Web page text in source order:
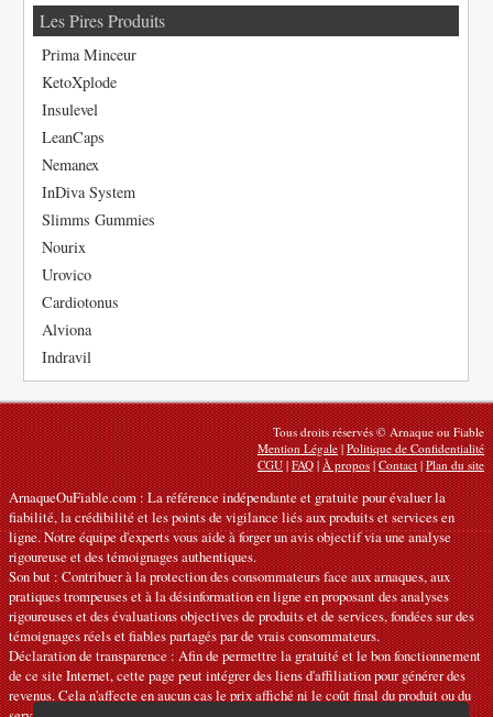
Les Pires Produits
Prima Minceur
KetoXplode
Insulevel
LeanCaps
Nemanex
InDiva System
Slimms Gummies
Nourix
Urovico
Cardiotonus
Alviona
Indravil
Tous droits réservés © Arnaque ou Fiable
Mention Légale|Politique de Confidentialité
CGU|FAQ|À propos|Contact|Plan du site
ArnaqueOuFiable.com : La référence indépendante et gratuite pour évaluer la
fiabilité, la crédibilité et les points de vigilance liés aux produits et services en
ligne. Notre équipe d'experts vous aide à forger un avis objectif via une analyse
rigoureuse et des témoignages authentiques.
Son but : Contribuer à la protection des consommateurs face aux arnaques, aux
pratiques trompeuses et à la désinformation en ligne en proposant des analyses
rigoureuses et des évaluations objectives de produits et de services, fondées sur des
témoignages réels et fiables partagés par de vrais consommateurs.
Déclaration de transparence : Afin de permettre la gratuité et le bon fonctionnement
de ce site Internet, cette page peut intégrer des liens d'affiliation pour générer des
revenus. Cela n'affecte en aucun cas le prix affiché ni le coût final du produit ou du